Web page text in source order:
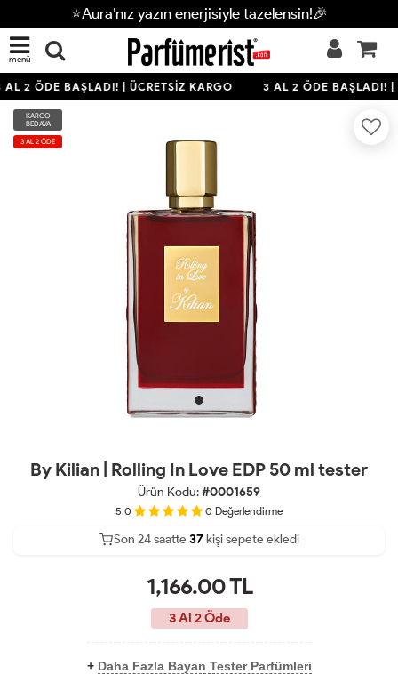
⭐Aura’nız yazın enerjisiyle tazelensin!🎉
menü
2 ÖDE BAŞLADI! | ÜCRETSİZ KARGO 3 AL 2 ÖDE BAŞLADI! |
KARGO
BEDAVA
3 AL 2 ÖDE
By Kilian | Rolling In Love EDP 50 ml tester
Ürün Kodu:#0001659
5.0 0 Değerlendirme
28
Son 24 saatte 39 kişi sepete ekledi
14
1,166.00TL
3 Al 2 Öde
+ Daha Fazla Bayan Tester Parfümleri